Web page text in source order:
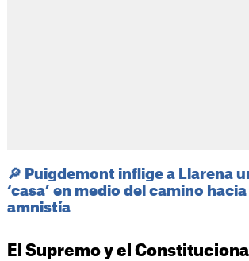
🔎 Puigdemont inflige a Llarena
‘casa’ en medio del camino
amnistía
El Supremo y el